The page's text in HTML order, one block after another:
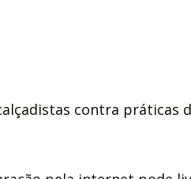
contra práticas